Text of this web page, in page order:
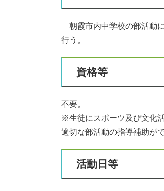
朝霞市内中学校の部活動
行う。
資格等
不要。
※生徒にスポーツ及び文化
適切な部活動の指導補助が
活動日等